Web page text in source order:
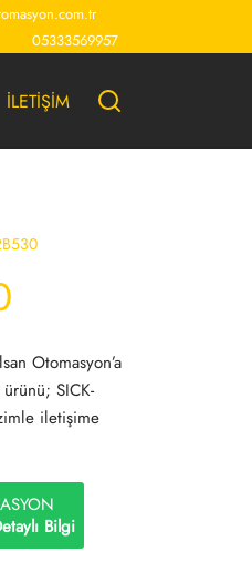
05333569957
İLETİŞİM
Otomasyon’a
SICK-
iletişime
Bilgi